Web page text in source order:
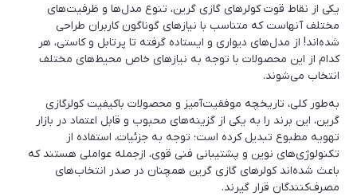
یکی از نقاط قوت کولرهای گازی گرین، تنوع مدل‌ها و ظرفیت‌های
مختلف آنهاست که متناسب با نیازهای گوناگون کاربران طراحی
شده‌اند! از مدل‌های دیواری و ایستاده گرفته تا پرتابل و کاستی، هر
کدام از این محصولات با توجه به نیازهای خاص محیط‌های مختلف
انتخاب می‌شوند.
به‌طور کلی، تاریخچه موفقیت‌آمیز و محصولات باکیفیت کولرگازی
گرین، این برند را به یکی از گزینه‌های محبوب و قابل اعتماد در بازار
تهویه مطبوع تبدیل کرده است؛ توجه به جزئیات، استفاده از
تکنولوژی‌های نوین و پشتیبانی فنی قوی، ازجمله عواملی هستند که
باعث شده‌اند کولرهای گازی گرین همچنان در صدر انتخاب‌های
مصرف‌کنندگان قرار گیرند.